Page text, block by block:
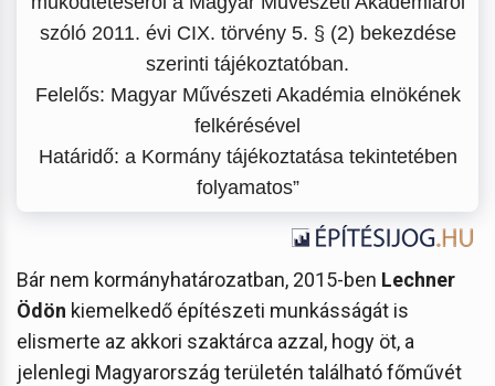
szóló 2011. évi CIX. törvény 5. § (2) bekezdése
szerinti tájékoztatóban.
Felelős: Magyar Művészeti Akadémia elnökének
felkérésével
Határidő: a Kormány tájékoztatása tekintetében
folyamatos”
Bár nem kormányhatározatban, 2015-ben Lechner
Ödön kiemelkedő építészeti munkásságát is
elismerte az akkori szaktárca azzal, hogy öt, a
jelenlegi Magyarország területén található főművét